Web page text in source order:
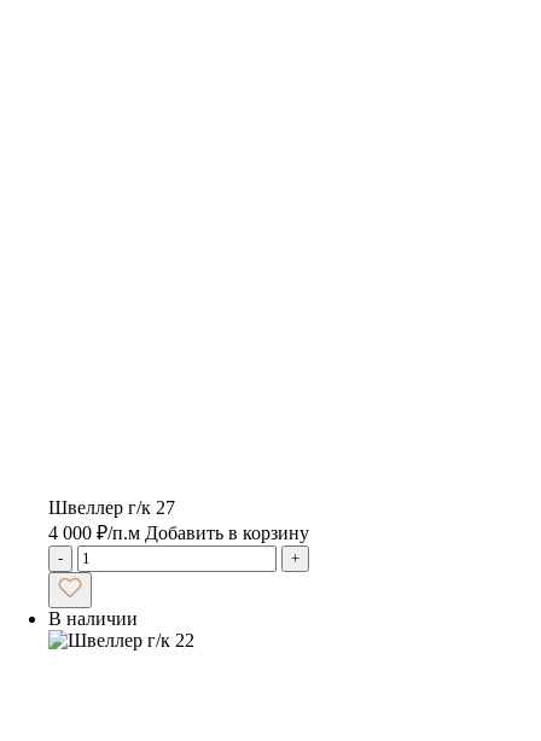
Швеллер г/к 27
4 000 ₽/п.м Добавить в корзину
- +
В наличии